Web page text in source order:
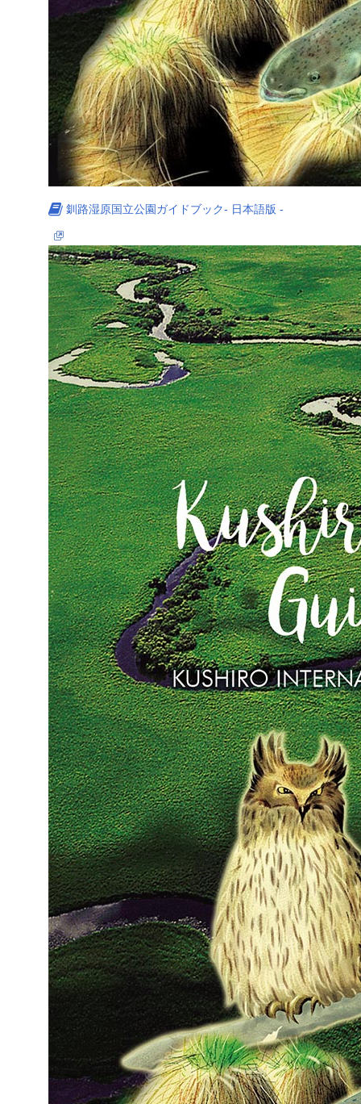
釧路湿原国立公園ガイドブック- 日本語版 -